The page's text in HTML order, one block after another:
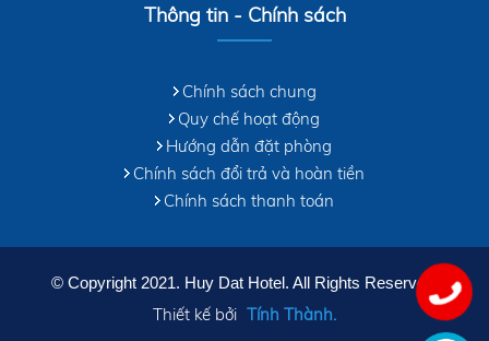
Thông tin - Chính sách
Chính sách chung
Quy chế hoạt động
Hướng dẫn đặt phòng
Chính sách đổi trả và hoàn tiền
Chính sách thanh toán
© Copyright 2021. Huy Dat Hotel. All Rights Reserved.
Thiết kế bởi Tính Thành.